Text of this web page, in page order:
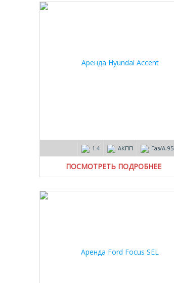
1.4 АКПП Газ/А-95
ПОСМОТРЕТЬ ПОДРОБНЕЕ